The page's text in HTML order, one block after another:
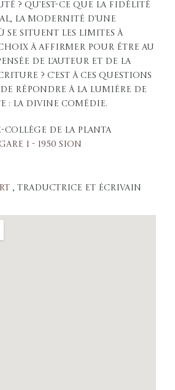
? Qu’est-ce que la fidélité
la modernité d’une
se situent les limites à
à affirmer pour être au
de l’auteur et de la
? C’est à ces questions
répondre à la lumière de
: La Divine Comédie.
Collège de la Planta
1 - 1950 Sion
, traductrice et écrivain